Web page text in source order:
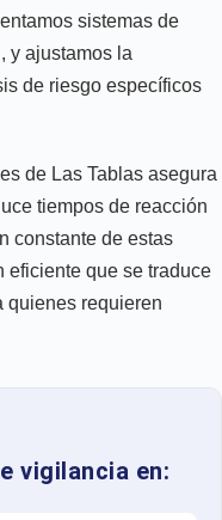
sistemas de
y ajustamos la
de riesgo específicos
de Las Tablas asegura
tiempos de reacción
constante de estas
eficiente que se traduce
quienes requieren
vigilancia en: